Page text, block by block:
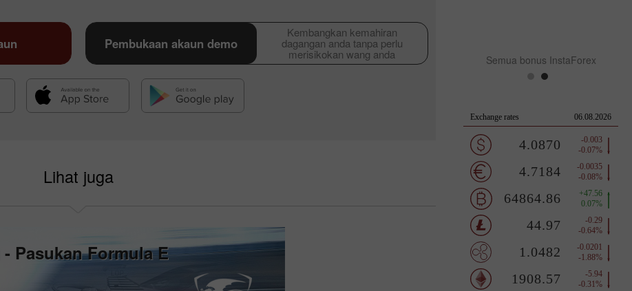
Kembangkan kemahiran
dagangan anda tanpa perlu
merisikokan wang anda
Pembukaan akaun demo
Lihat juga
Pasukan Formula E
Semua bonus InstaForex